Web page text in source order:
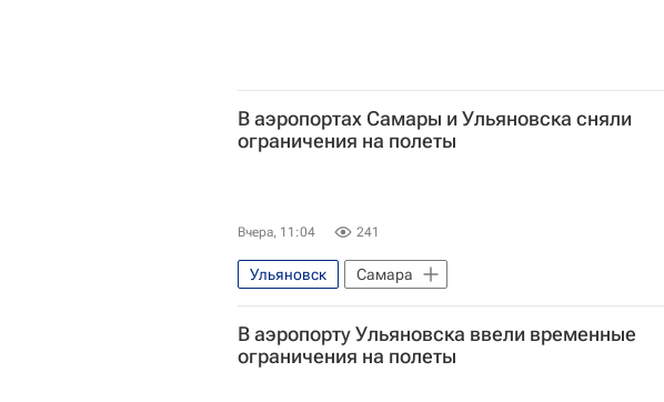
В аэропортах Самары и Ульяновска сняли
ограничения на полеты
Вчера, 11:04 241
Ульяновск
Самара
Федеральное агентство воздушного транспорта
В аэропорту Ульяновска ввели временные
ограничения на полеты